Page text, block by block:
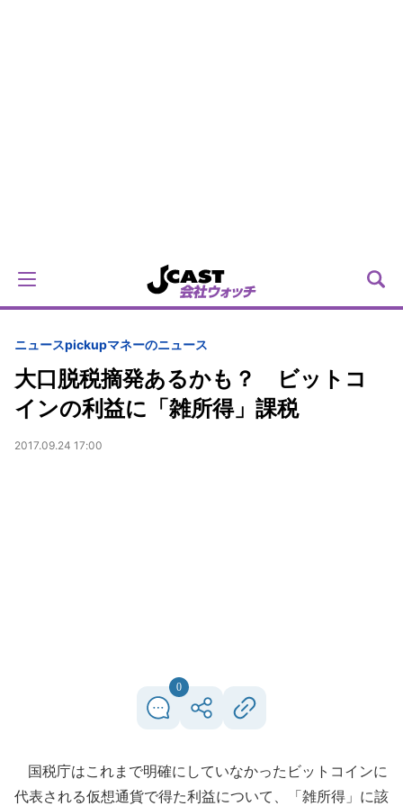
ニュースpickupマネーのニュース
大口脱税摘発あるかも？ ビットコ
インの利益に「雑所得」課税
2017.09.24 17:00
0
国税庁はこれまで明確にしていなかったビットコインに
代表される仮想通貨で得た利益について、「雑所得」に該